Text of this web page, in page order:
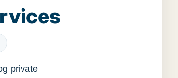
private